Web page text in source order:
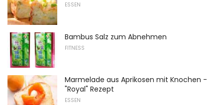
ESSEN
Bambus Salz zum Abnehmen
FITNESS
Marmelade aus Aprikosen mit Knochen -
"Royal" Rezept
ESSEN